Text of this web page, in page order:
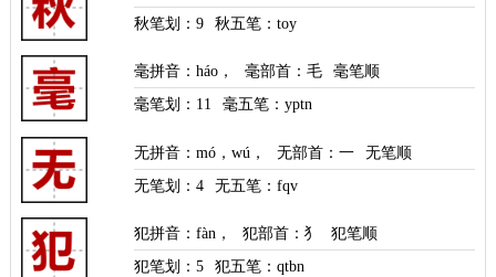
秋笔划：9 秋五笔：toy
毫拼音 ：háo ， 毫部首 ：毛
毫笔顺
毫笔划： 11 毫五笔：yptn
无拼音 ：mó ，wú ， 无部首 ：一
无笔顺
无笔划：4 无五笔：fqv
犯拼音 ：fàn ， 犯部首 ：犭
犯笔顺
犯笔划：5 犯五笔：qtbn